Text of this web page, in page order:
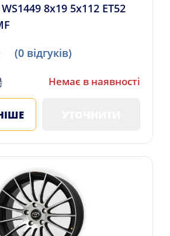
8x19 5x112 ET52
(0 відгуків)
Немає в наявності